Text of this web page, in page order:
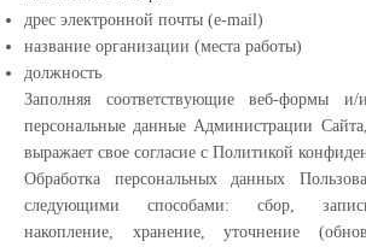
дрес электронной почты (e-mail)
название организации (места работы)
должность
Заполняя соответствующие веб-формы и/
персональные данные Администрации
выражает свое согласие с Политикой
Обработка персональных данных
следующими способами: сбор,
накопление, хранение, уточнение